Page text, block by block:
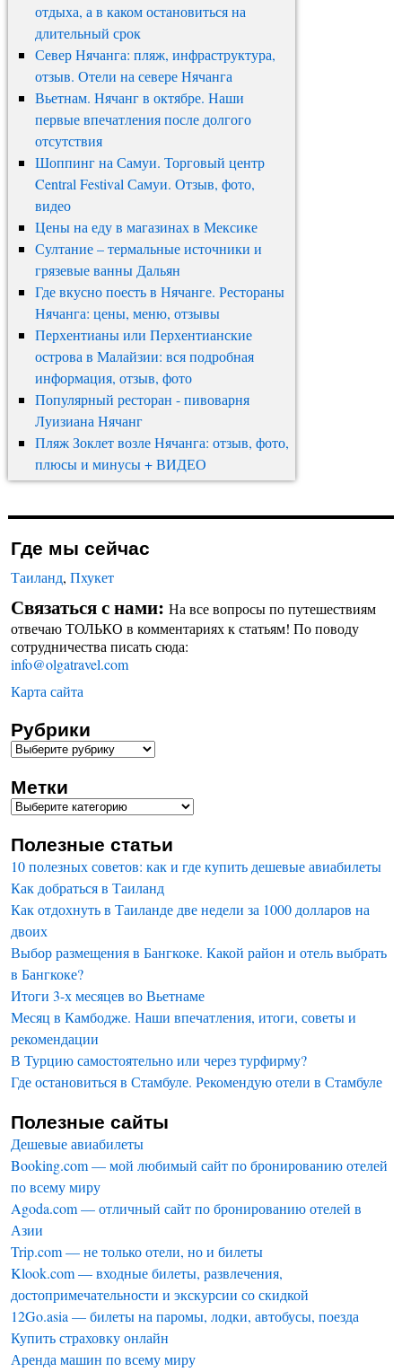
отдыха, а в каком остановиться на
длительный срок
Север Нячанга: пляж, инфраструктура,
отзыв. Отели на севере Нячанга
Вьетнам. Нячанг в октябре. Наши
первые впечатления после долгого
отсутствия
Шоппинг на Самуи. Торговый центр
Central Festival Самуи. Отзыв, фото,
видео
Цены на еду в магазинах в Мексике
Султание – термальные источники и
грязевые ванны Дальян
Где вкусно поесть в Нячанге. Рестораны
Нячанга: цены, меню, отзывы
Перхентианы или Перхентианские
острова в Малайзии: вся подробная
информация, отзыв, фото
Популярный ресторан - пивоварня
Луизиана Нячанг
Пляж Зоклет возле Нячанга: отзыв, фото,
плюсы и минусы + ВИДЕО
Где мы сейчас
Таиланд, Пхукет
Связаться с нами: На все вопросы по путешествиям
отвечаю ТОЛЬКО в комментариях к статьям! По поводу
сотрудничества писать сюда:
info@olgatravel.com
Карта сайта
Рубрики
Метки
Полезные статьи
10 полезных советов: как и где купить дешевые авиабилеты
Как добраться в Таиланд
Как отдохнуть в Таиланде две недели за 1000 долларов на
двоих
Выбор размещения в Бангкоке. Какой район и отель выбрать
в Бангкоке?
Итоги 3-х месяцев во Вьетнаме
Месяц в Камбодже. Наши впечатления, итоги, советы и
рекомендации
В Турцию самостоятельно или через турфирму?
Где остановиться в Стамбуле. Рекомендую отели в Стамбуле
Полезные сайты
Дешевые авиабилеты
Booking.com — мой любимый сайт по бронированию отелей
по всему миру
Agoda.com — отличный сайт по бронированию отелей в
Азии
Trip.com — не только отели, но и билеты
Klook.com — входные билеты, развлечения,
достопримечательности и экскурсии со скидкой
12Go.asia — билеты на паромы, лодки, автобусы, поезда
Купить страховку онлайн
Аренда машин по всему миру